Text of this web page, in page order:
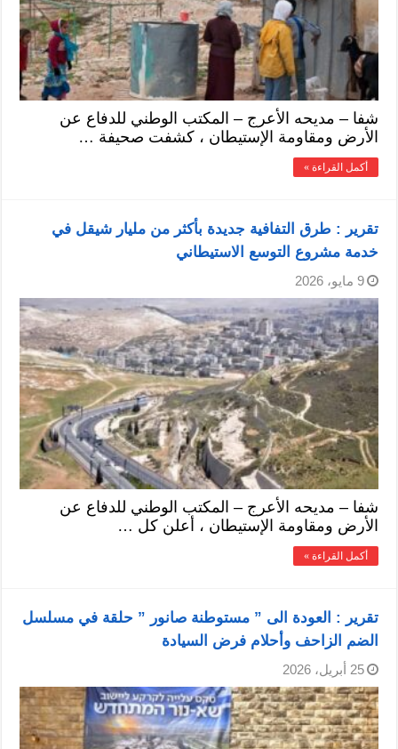
شفا – مديحه الأعرج – المكتب الوطني للدفاع عن
الأرض ومقاومة الإستيطان ، كشفت صحيفة …
أكمل القراءة »
تقرير : طرق التفافية جديدة بأكثر من مليار شيقل في
خدمة مشروع التوسع الاستيطاني
9 مايو، 2026
شفا – مديحه الأعرج – المكتب الوطني للدفاع عن
الأرض ومقاومة الإستيطان ، أعلن كل …
أكمل القراءة »
تقرير : العودة الى ” مستوطنة صانور ” حلقة في مسلسل
الضم الزاحف وأحلام فرض السيادة
25 أبريل، 2026